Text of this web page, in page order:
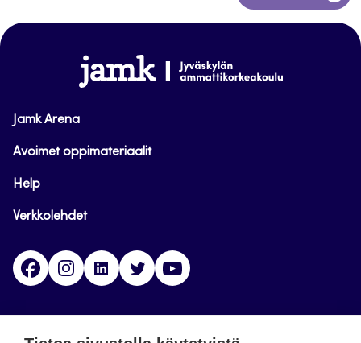
takaisin
www.jamk.fi
Jamk Arena
Avoimet oppimateriaalit
Help
Verkkolehdet
FacebookInstagramLinkedinTwitter